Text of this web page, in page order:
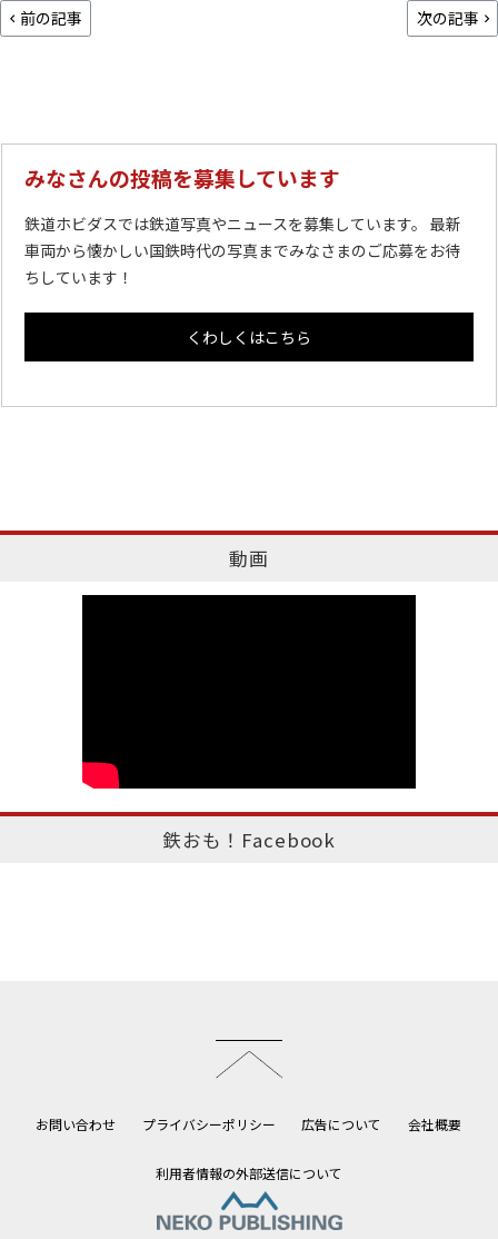
前の記事 次の記事
みなさんの投稿を募集しています
鉄道ホビダスでは鉄道写真やニュースを募集しています。 最新
車両から懐かしい国鉄時代の写真までみなさまのご応募をお待
ちしています！
くわしくはこちら
動画
鉄おも！Facebook
お問い合わせ プライバシーポリシー 広告について 会社概要
利用者情報の外部送信について